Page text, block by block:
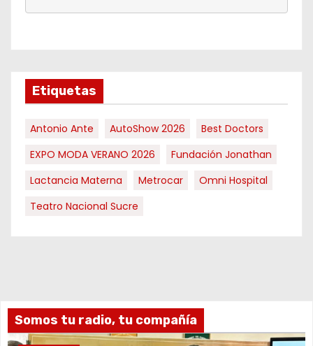
Etiquetas
Antonio Ante AutoShow 2026
Best Doctors
EXPO MODA VERANO 2026
Fundación Jonathan
Lactancia Materna
Metrocar
Omni Hospital
Teatro Nacional Sucre
Somos tu radio, tu compañía